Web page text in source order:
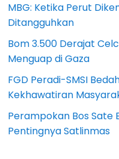
MBG: Ketika Perut
Ditangguhkan
Bom 3.500 Derajat
Menguap di Gaza
FGD Peradi-SMSI
Kekhawatiran
Perampokan Bos Sate
Pentingnya Satlinmas